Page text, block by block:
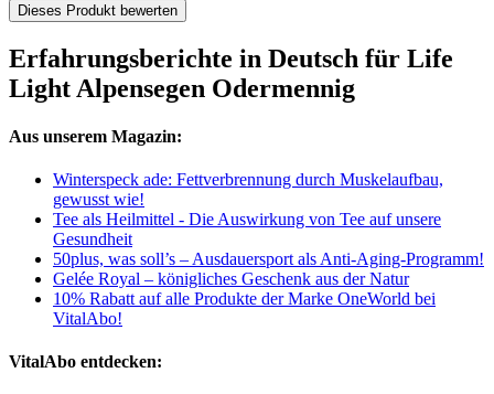
Dieses Produkt bewerten
Erfahrungsberichte in Deutsch für Life
Light Alpensegen Odermennig
Aus unserem Magazin:
Winterspeck ade: Fettverbrennung durch Muskelaufbau,
gewusst wie!
Tee als Heilmittel - Die Auswirkung von Tee auf unsere
Gesundheit
50plus, was soll’s – Ausdauersport als Anti-Aging-Programm!
Gelée Royal – königliches Geschenk aus der Natur
10% Rabatt auf alle Produkte der Marke OneWorld bei
VitalAbo!
VitalAbo entdecken: